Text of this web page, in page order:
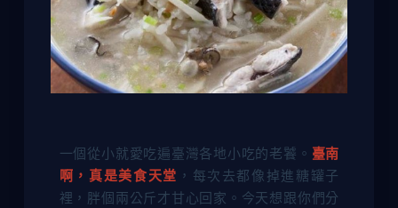
一個從小就愛吃遍臺灣各地小吃的老饕。 臺南
啊，真是美食天堂 ，每次去都像掉進糖罐子
裡，胖個兩公斤才甘心回家。今天想跟你們分